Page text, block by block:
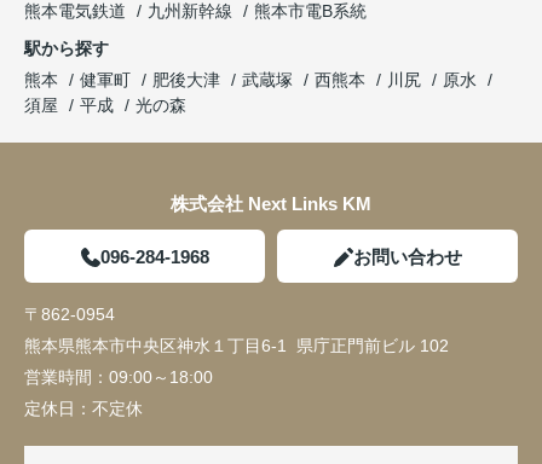
熊本電気鉄道
九州新幹線
熊本市電B系統
駅から探す
熊本
健軍町 肥後大津 武蔵塚 西熊本 川尻
原水
須屋
平成 光の森
株式会社 Next Links KM
096-284-1968 お問い合わせ
〒862-0954
熊本県熊本市中央区神水１丁目6-1 県庁正門前ビル 102
営業時間： 09:00～18:00
定休日： 不定休